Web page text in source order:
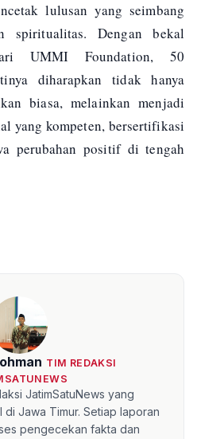
lulusan yang seimbang
spiritualitas. Dengan bekal
UMMI Foundation, 50
diharapkan tidak hanya
biasa, melainkan menjadi
yang kompeten, bersertifikasi
perubahan positif di tengah
TIM REDAKSI
JatimSatuNews yang
di Jawa Timur. Setiap laporan
pengecekan fakta dan